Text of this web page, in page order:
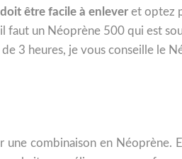
être facile à enleveret optez
faut un Néoprène 500 qui est
3 heures, je vous conseille le
une combinaison en Néoprène.